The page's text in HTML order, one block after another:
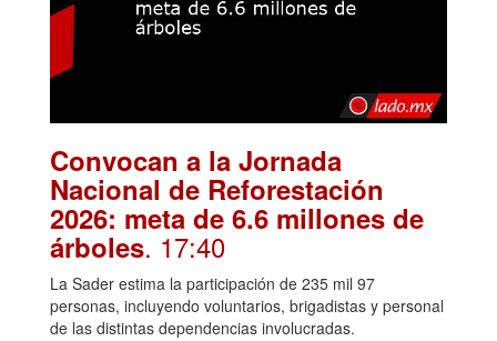
Convocan a la Jornada
Nacional de Reforestación
2026: meta de 6.6 millones de
árboles. 17:40
La Sader estima la participación de 235 mil 97
personas, incluyendo voluntarios, brigadistas y personal
de las distintas dependencias involucradas.